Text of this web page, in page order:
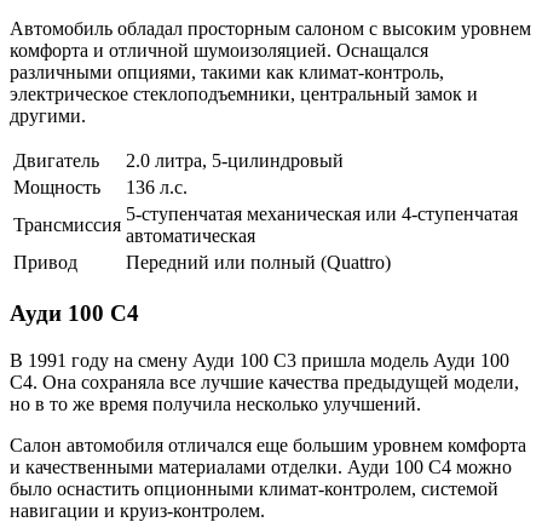
Автомобиль обладал просторным салоном с высоким уровнем
комфорта и отличной шумоизоляцией. Оснащался
различными опциями, такими как климат-контроль,
электрическое стеклоподъемники, центральный замок и
другими.
Двигатель
2.0 литра, 5-цилиндровый
Мощность
136 л.с.
Трансмиссия
5-ступенчатая механическая или 4-ступенчатая
автоматическая
Привод
Передний или полный (Quattro)
Ауди 100 С4
В 1991 году на смену Ауди 100 С3 пришла модель Ауди 100
С4. Она сохраняла все лучшие качества предыдущей модели,
но в то же время получила несколько улучшений.
Салон автомобиля отличался еще большим уровнем комфорта
и качественными материалами отделки. Ауди 100 С4 можно
было оснастить опционными климат-контролем, системой
навигации и круиз-контролем.